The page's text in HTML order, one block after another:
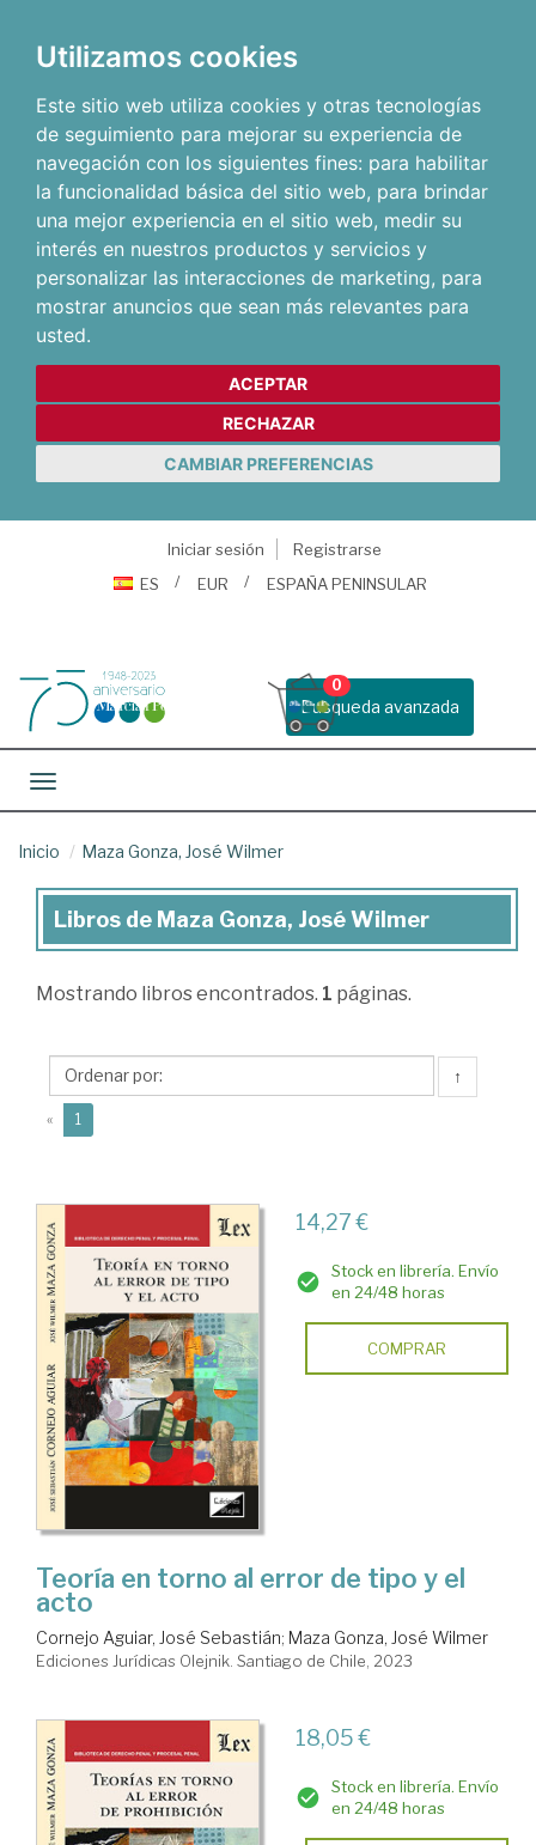
Utilizamos cookies
Este sitio web utiliza cookies y otras tecnologías
de seguimiento para mejorar su experiencia de
navegación con los siguientes fines: para habilitar
la funcionalidad básica del sitio web, para brindar
una mejor experiencia en el sitio web, medir su
interés en nuestros productos y servicios y
personalizar las interacciones de marketing, para
mostrar anuncios que sean más relevantes para
usted.
ACEPTAR
RECHAZAR
CAMBIAR PREFERENCIAS
Iniciar sesión
Registrarse
ES
EUR ESPAÑA PENINSULAR
Busqueda avanzada
0
Toggle navigation
Inicio Maza Gonza, José Wilmer
Libros
Maza
José
Wilmer
Libros de Maza Gonza, José Wilmer
Mostrando libros encontrados. 1 páginas.
↑
« 1
14,27 €
Stock en librería. Envío
en 24/48 horas
COMPRAR
Teoría en torno al error de tipo y el
acto
Cornejo Aguiar, José Sebastián; Maza Gonza, José Wilmer
Ediciones Jurídicas Olejnik. Santiago de Chile, 2023
18,05 €
Stock en librería. Envío
en 24/48 horas